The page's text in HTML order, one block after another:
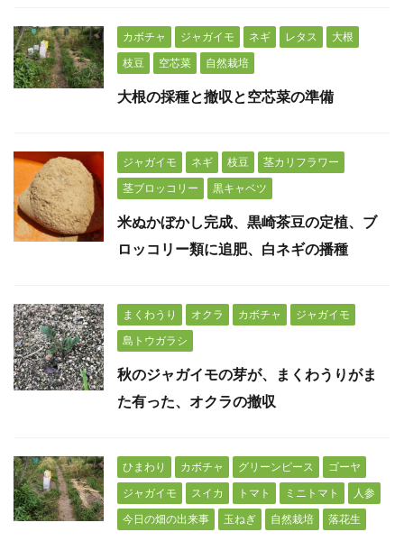
カボチャ ジャガイモ ネギ レタス
大根
枝豆
空芯菜 自然栽培
大根の採種と撤収と空芯菜の準備
ジャガイモ ネギ 枝豆
茎カリフラワー
茎ブロッコリー
黒キャベツ
米ぬかぼかし完成、黒崎茶豆の定植、ブ
ロッコリー類に追肥、白ネギの播種
まくわうり オクラ カボチャ
ジャガイモ
島トウガラシ
秋のジャガイモの芽が、まくわうりがま
た有った、オクラの撤収
ひまわり カボチャ グリーンピース
ゴーヤ
ジャガイモ
スイカ トマト ミニトマト
人参
今日の畑の出来事
玉ねぎ 自然栽培 落花生